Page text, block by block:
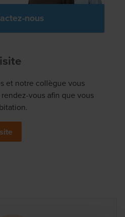
nous
et notre collègue vous
vous afin que vous